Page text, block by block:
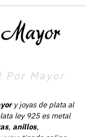
Por Mayor
y joyas de plata al
ley 925 es metal
, anillos,